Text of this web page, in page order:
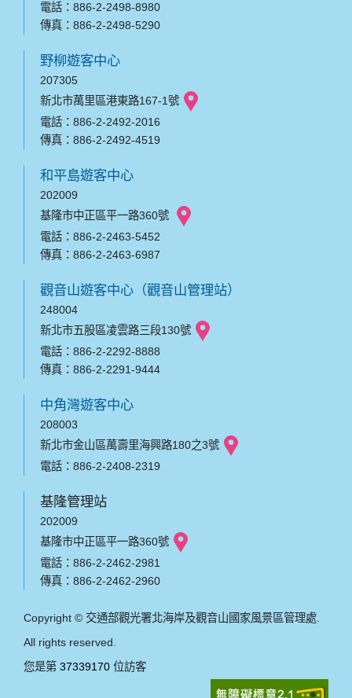
電話：886-2-2498-8980
傳真：886-2-2498-5290
野柳遊客中心
207305
新北市萬里區港東路167-1號
電話：886-2-2492-2016
傳真：886-2-2492-4519
和平島遊客中心
202009
基隆市中正區平一路360號
電話：886-2-2463-5452
傳真：886-2-2463-6987
觀音山遊客中心（觀音山管理站）
248004
新北市五股區凌雲路三段130號
電話：886-2-2292-8888
傳真：886-2-2291-9444
中角灣遊客中心
208003
新北市金山區萬壽里海興路180之3號
電話：886-2-2408-2319
基隆管理站
202009
基隆市中正區平一路360號
電話：886-2-2462-2981
傳真：886-2-2462-2960
Copyright © 交通部觀光署北海岸及觀音山國家風景區管理處.
All rights reserved.
您是第 37339170 位訪客